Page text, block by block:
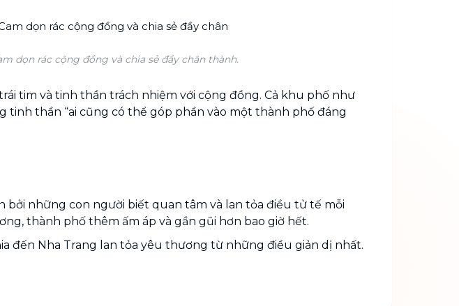
dọn rác cộng đồng và chia sẻ đầy chân thành.
tim và tinh thần trách nhiệm với cộng đồng. Cả khu phố như
tinh thần “ai cũng có thể góp phần vào một thành phố đáng
những con người biết quan tâm và lan tỏa điều tử tế mỗi
thành phố thêm ấm áp và gần gũi hơn bao giờ hết.
đến Nha Trang lan tỏa yêu thương từ những điều giản dị nhất.